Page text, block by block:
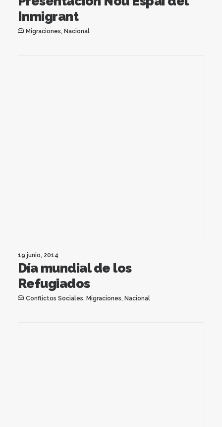
Inmigrant
Migraciones, Nacional
19 junio, 2014
Día mundial de los
Refugiados
Conflictos Sociales, Migraciones, Nacional